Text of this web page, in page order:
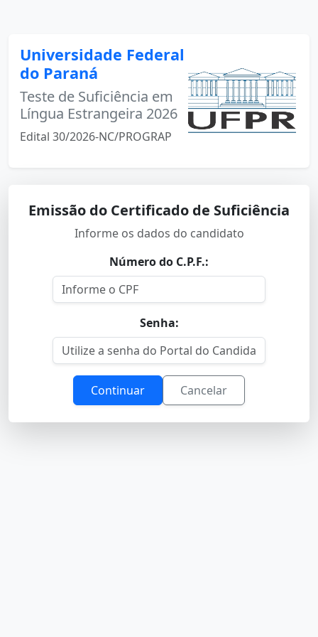
Universidade Federal
do Paraná
Teste de Suficiência em
Língua Estrangeira 2026
Edital 30/2026-NC/PROGRAP
Emissão do Certificado de Suficiência
Informe os dados do candidato
Número do C.P.F.:
Senha:
Continuar Cancelar